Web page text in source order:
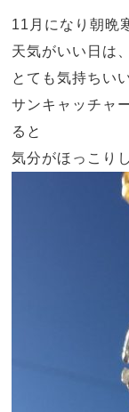
11月になり朝晩
天気がいい日は
とても気持ちい
サンキャッチャ
ると
気分がほっこり